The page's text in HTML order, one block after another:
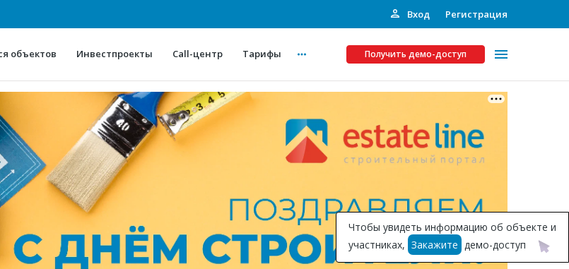
Вход Регистрация
объектов Инвестпроекты Call-центр Тарифы Получить демо-доступ
О проекте
Конкурентные преимущества
Горячие объекты
Глоссарий
Платные услуги
Рекламодателям
Инвестпроекты
Подписка на Базу
Чтобы увидеть информацию об объекте и
участниках, Закажите демо-доступ